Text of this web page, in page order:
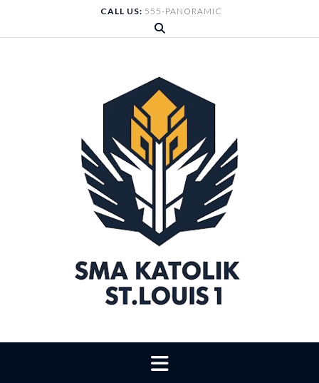
content
CALL US: 555-PANORAMIC